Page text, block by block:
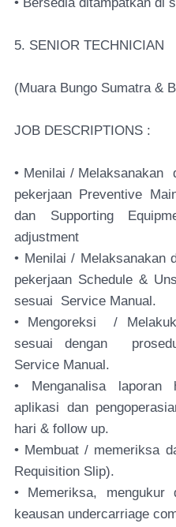
5. SENIOR TECHNICIAN
(Muara Bungo Sumatra &
JOB DESCRIPTIONS :
• Menilai / Melaksanakan
pekerjaan Preventive
dan Supporting
adjustment
• Menilai / Melaksanakan
pekerjaan Schedule &
sesuai Service Manual.
• Mengoreksi /
sesuai dengan
Service Manual.
• Menganalisa laporan
aplikasi dan
hari & follow up.
• Membuat / memeriksa
Requisition Slip).
• Memeriksa,
keausan undercarriage